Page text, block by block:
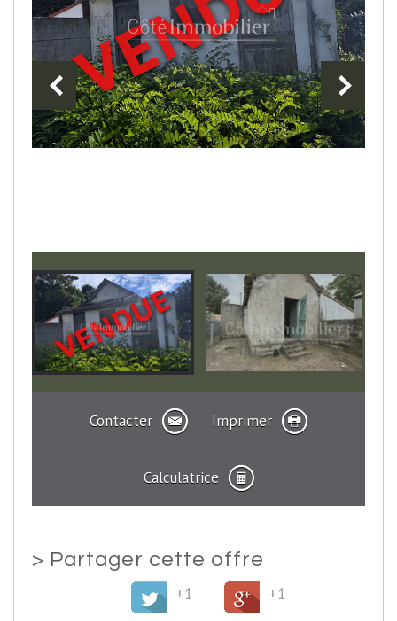
Contacter Imprimer
Calculatrice
> Partager cette offre
+1
+1